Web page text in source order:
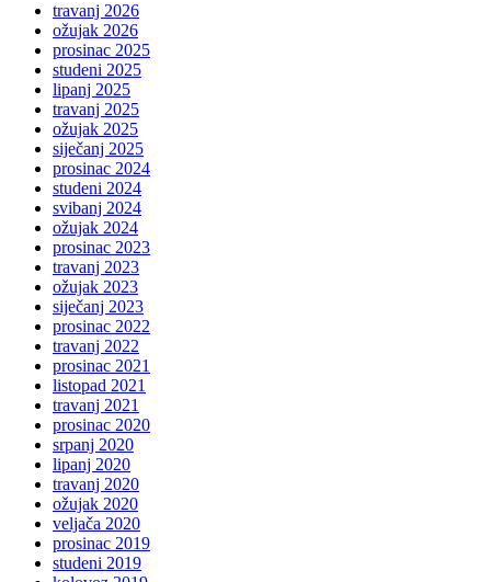
travanj 2026
ožujak 2026
prosinac 2025
studeni 2025
lipanj 2025
travanj 2025
ožujak 2025
siječanj 2025
prosinac 2024
studeni 2024
svibanj 2024
ožujak 2024
prosinac 2023
travanj 2023
ožujak 2023
siječanj 2023
prosinac 2022
travanj 2022
prosinac 2021
listopad 2021
travanj 2021
prosinac 2020
srpanj 2020
lipanj 2020
travanj 2020
ožujak 2020
veljača 2020
prosinac 2019
studeni 2019